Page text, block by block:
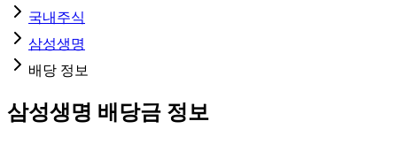
국내주식
삼성생명
배당 정보
삼성생명 배당금 정보